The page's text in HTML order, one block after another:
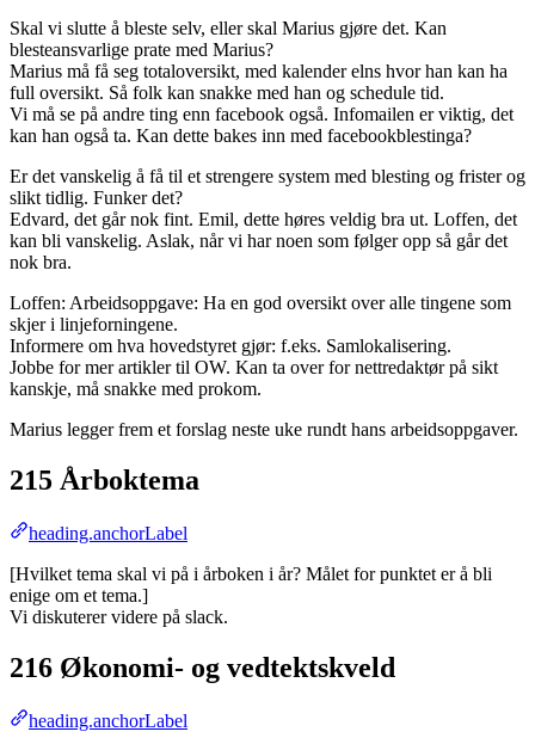
Skal vi slutte å bleste selv, eller skal Marius gjøre det. Kan
blesteansvarlige prate med Marius?
Marius må få seg totaloversikt, med kalender elns hvor han kan ha
full oversikt. Så folk kan snakke med han og schedule tid.
Vi må se på andre ting enn facebook også. Infomailen er viktig, det
kan han også ta. Kan dette bakes inn med facebookblestinga?
Er det vanskelig å få til et strengere system med blesting og frister og
slikt tidlig. Funker det?
Edvard, det går nok fint. Emil, dette høres veldig bra ut. Loffen, det
kan bli vanskelig. Aslak, når vi har noen som følger opp så går det
nok bra.
Loffen: Arbeidsoppgave: Ha en god oversikt over alle tingene som
skjer i linjeforningene.
Informere om hva hovedstyret gjør: f.eks. Samlokalisering.
Jobbe for mer artikler til OW. Kan ta over for nettredaktør på sikt
kanskje, må snakke med prokom.
Marius legger frem et forslag neste uke rundt hans arbeidsoppgaver.
215 Årboktema
heading.anchorLabel
[Hvilket tema skal vi på i årboken i år? Målet for punktet er å bli
enige om et tema.]
Vi diskuterer videre på slack.
216 Økonomi- og vedtektskveld
heading.anchorLabel